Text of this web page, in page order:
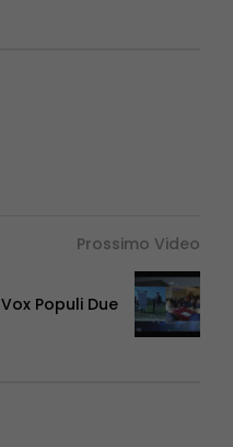
Prossimo Video
Vox Populi Due